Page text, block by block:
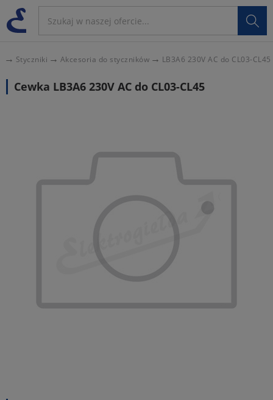

Styczniki Akcesoria do styczników LB3A6 230V AC do CL03-CL45
Cewka LB3A6 230V AC do CL03-CL45